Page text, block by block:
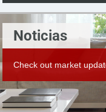
Noticias
Check out market